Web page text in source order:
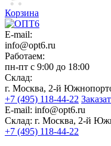
Корзина
E-mail:
info@opt6.ru
Работаем:
пн-пт с 9:00 до 18:00
Склад:
г. Москва, 2-й
+7 (495) 118-44-22
E-mail: info@opt6.ru
Склад: г. Москва, 2-й
+7 (495) 118-44-22